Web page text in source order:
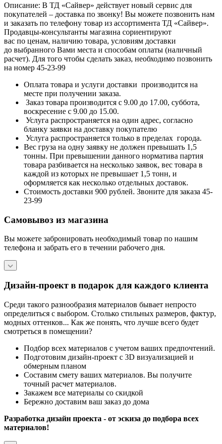
Описание: В ТД «Сайвер» действует новый сервис для
покупателей – доставка по звонку! Вы можете позвонить нам
и заказать по телефону товар из ассортимента ТД «Сайвер».
Продавцы-консультанты магазина сориентируют
вас по ценам, наличию товара, условиям доставки
до выбранного Вами места и способам оплаты (наличный
расчет). Для того чтобы сделать заказ, необходимо позвонить
на номер 45-23-99
Оплата товара и услуги доставки производится на
месте при получении заказа.
Заказ товара производится с 9.00 до 17.00, суббота,
воскресение с 9.00 до 15.00.
Услуга распространяется на один адрес, согласно
бланку заявки на доставку покупателю
Услуга распространяется только в пределах города.
Вес груза на одну заявку не должен превышать 1,5
тонны. При превышении данного норматива партия
товара разбивается на несколько заявок, вес товара в
каждой из которых не превышает 1,5 тонн, и
оформляется как несколько отдельных доставок.
Стоимость доставки 900 рублей. Звоните для заказа 45-
23-99
Самовывоз из магазина
Вы можете забронировать необходимый товар по нашим
телефона и забрать его в течении рабочего дня.
Дизайн-проект в подарок для каждого клиента
Среди такого разнообразия материалов бывает непросто
определиться с выбором. Столько стильных размеров, фактур,
модных оттенков... Как же понять, что лучше всего будет
смотреться в помещении?
Подбор всех материалов с учетом ваших предпочтений.
Подготовим дизайн-проект с 3D визуализацией и
обмерным планом
Составим смету ваших материалов. Вы получите
точный расчет материалов.
Закажем все материалы со скидкой
Бережно доставим ваш заказ до дома
Разработка дизайн проекта - от эскиза до подбора всех
материалов!